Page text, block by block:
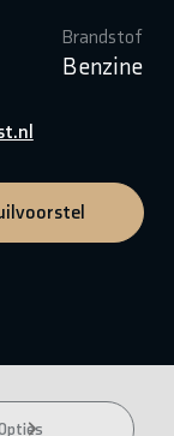
Brandstof
Benzine